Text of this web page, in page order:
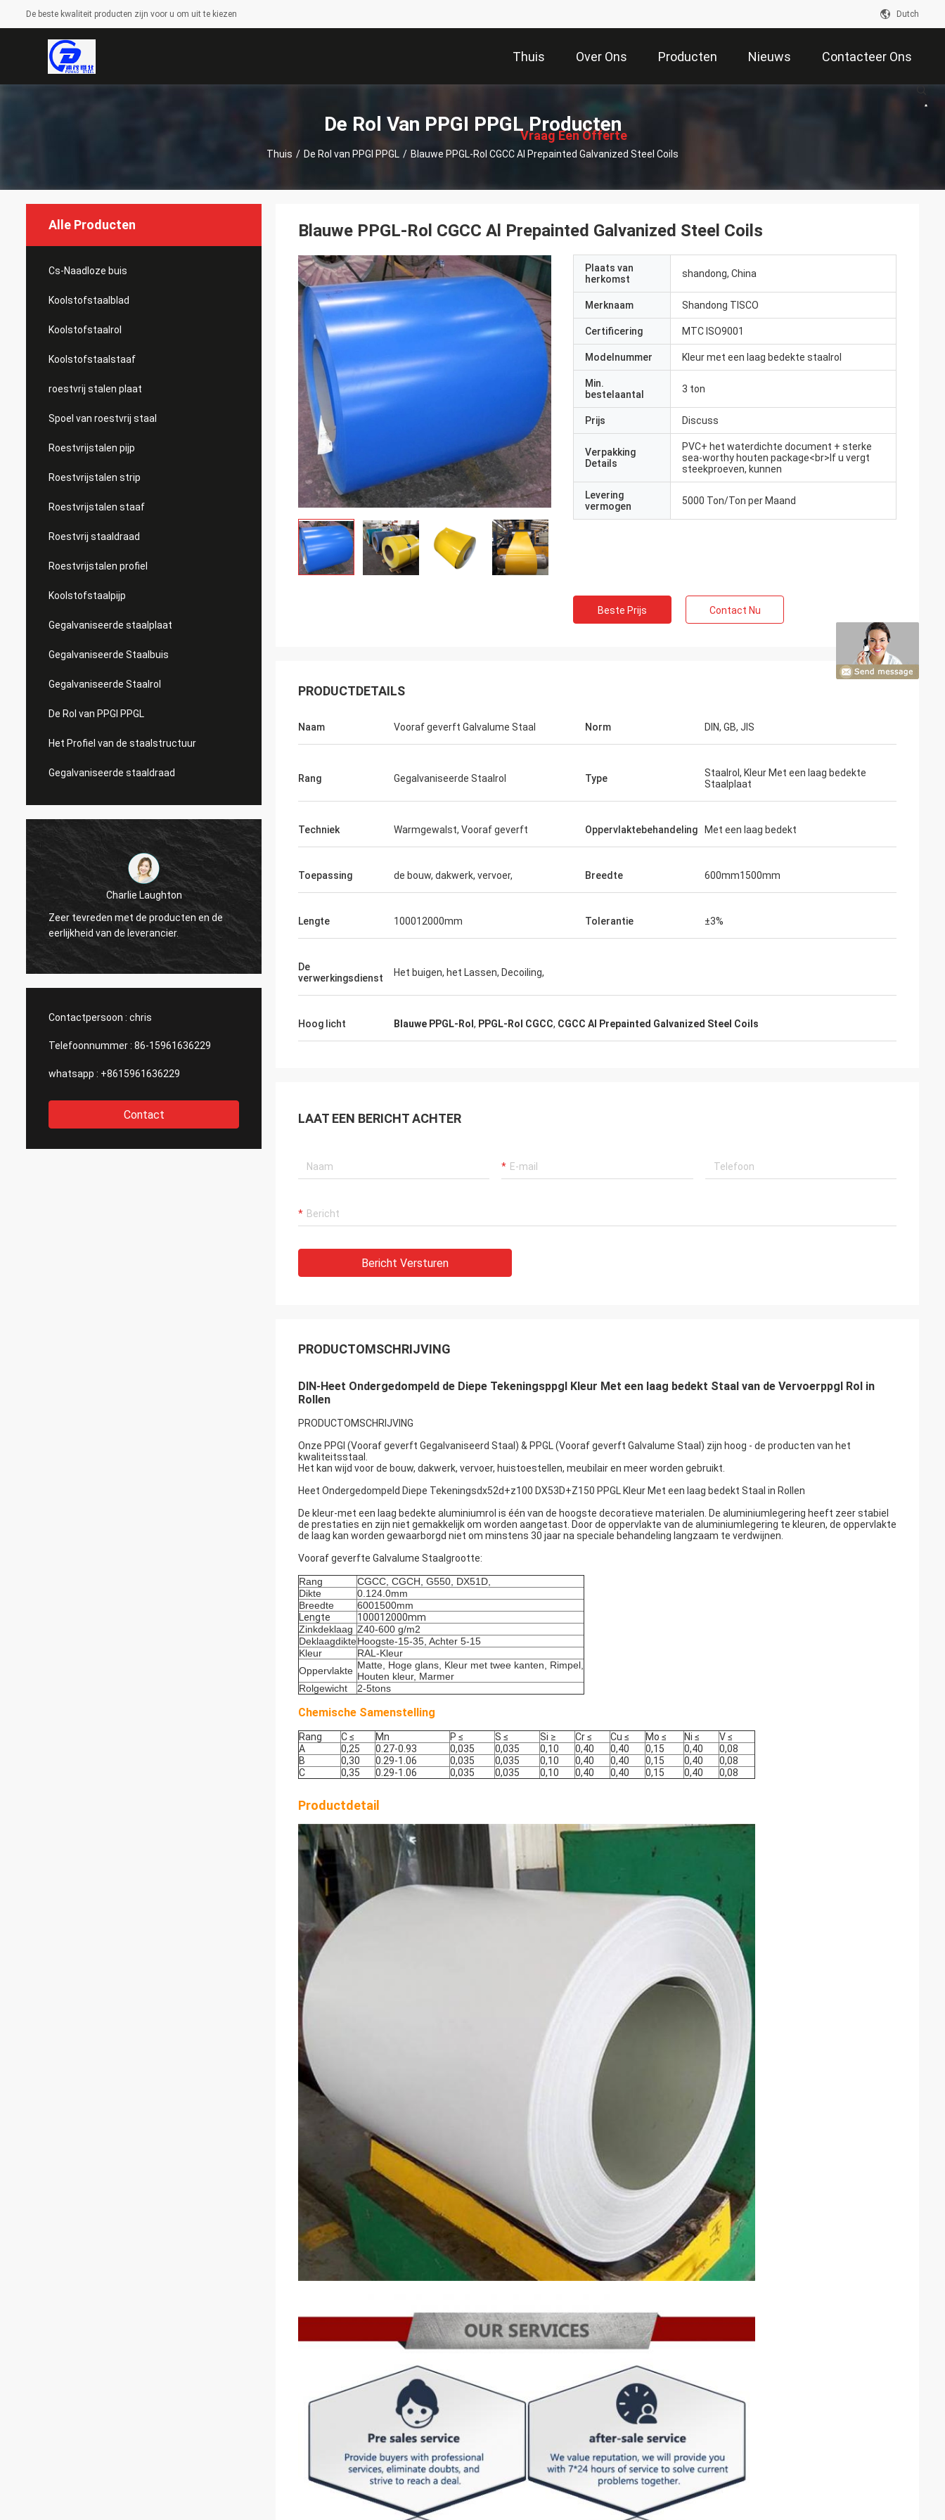
De beste kwaliteit producten zijn voor u om uit te kiezen Dutch
Thuis Over Ons Producten Nieuws Contacteer Ons
述
Vraag Een Offerte
Aan
De Rol Van PPGI PPGL Producten
Thuis / De Rol van PPGI PPGL / Blauwe PPGL-Rol CGCC Al Prepainted Galvanized Steel Coils
Alle Producten
Cs-Naadloze buis
Koolstofstaalblad
Koolstofstaalrol
Koolstofstaalstaaf
roestvrij stalen plaat
Spoel van roestvrij staal
Roestvrijstalen pijp
Roestvrijstalen strip
Roestvrijstalen staaf
Roestvrij staaldraad
Roestvrijstalen profiel
Koolstofstaalpijp
Gegalvaniseerde staalplaat
Gegalvaniseerde Staalbuis
Gegalvaniseerde Staalrol
De Rol van PPGI PPGL
Het Profiel van de staalstructuur
Gegalvaniseerde staaldraad
Charlie Laughton
Zeer tevreden met de producten en de
eerlijkheid van de leverancier.
Hovig Allan
snel keerpunt op een dringende orde. Als
vragen. Adviseer grondig behandelend
haar en dit bedrijf.
Mark Galon
tevredenstellen de goederen tot wat wij
Contactpersoon : chris
Telefoonnummer : 86-15961636229
whatsapp : +8615961636229
Contact
Blauwe PPGL-Rol CGCC Al Prepainted Galvanized Steel Coils
Plaats van
herkomst
shandong, China
Merknaam Shandong TISCO
Certificering MTC ISO9001
Modelnummer Kleur met een laag bedekte staalrol
Min.
bestelaantal
3 ton
Prijs Discuss
Verpakking
Details
PVC+ het waterdichte document + sterke
sea-worthy houten package<br>If u vergt
steekproeven, kunnen
Levering
vermogen
5000 Ton/Ton per Maand
Beste Prijs Contact Nu
PRODUCTDETAILS
Naam Vooraf geverft Galvalume Staal Norm DIN, GB, JIS
Rang Gegalvaniseerde Staalrol Type
Staalrol, Kleur Met een laag bedekte
Staalplaat
Techniek Warmgewalst, Vooraf geverft Oppervlaktebehandeling Met een laag bedekt
Toepassing de bouw, dakwerk, vervoer, Breedte 600mm1500mm
Lengte 100012000mm Tolerantie ±3%
De
verwerkingsdienst
Het buigen, het Lassen, Decoiling,
Hoog licht Blauwe PPGL-Rol , PPGL-Rol CGCC, CGCC Al Prepainted Galvanized Steel Coils
LAAT EEN BERICHT ACHTER
Bericht Versturen
PRODUCTOMSCHRIJVING
DIN-Heet Ondergedompeld de Diepe Tekeningsppgl Kleur Met een laag bedekt Staal van de Vervoerppgl Rol in
Rollen
PRODUCTOMSCHRIJVING
Onze PPGI (Vooraf geverft Gegalvaniseerd Staal) & PPGL (Vooraf geverft Galvalume Staal) zijn hoog - de producten van het
kwaliteitsstaal.
Het kan wijd voor de bouw, dakwerk, vervoer, huistoestellen, meubilair en meer worden gebruikt.
Heet Ondergedompeld Diepe Tekeningsdx52d+z100 DX53D+Z150 PPGL Kleur Met een laag bedekt Staal in Rollen
De kleur-met een laag bedekte aluminiumrol is één van de hoogste decoratieve materialen. De aluminiumlegering heeft zeer stabiel
de prestaties en zijn niet gemakkelijk om worden aangetast. Door de oppervlakte van de aluminiumlegering te kleuren, de oppervlakte
de laag kan worden gewaarborgd niet om minstens 30 jaar na speciale behandeling langzaam te verdwijnen.
Vooraf geverfte Galvalume Staalgrootte:
Rang
CGCC, CGCH, G550, DX51D,
Dikte
0.124.0mm
Breedte
6001500mm
Lengte
100012000mm
Zinkdeklaag Z40-600 g/m2
DeklaagdikteHoogste-15-35, Achter 5-15
Kleur
RAL-Kleur
Oppervlakte Matte, Hoge glans, Kleur met twee kanten, Rimpel,
Houten kleur, Marmer
Rolgewicht
2-5tons
Chemische Samenstelling
Rang C≤ Mn P ≤ S ≤ Si ≥ Cr≤ Cu ≤ Mo ≤ Ni ≤ V≤
A
0,25 0.27-0.93 0,035 0,035 0,10 0,40 0,40 0,15 0,40
0,08
B
0,30 0.29-1.06 0,035 0,035 0,10 0,40 0,40 0,15 0,40
0,08
C
0,35 0.29-1.06 0,035 0,035 0,10 0,40 0,40 0,15 0,40 0,08
Productdetail